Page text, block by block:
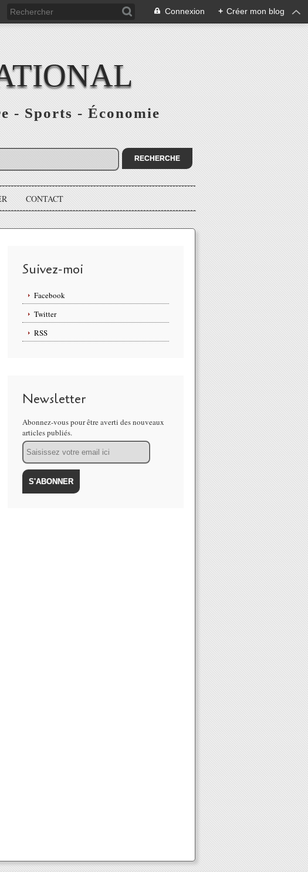
Connexion + Créer mon blog
- Sports - Économie
CONTACT
Suivez-moi
Facebook
Twitter
RSS
Newsletter
Abonnez-vous pour être averti des nouveaux
articles publiés.
Email